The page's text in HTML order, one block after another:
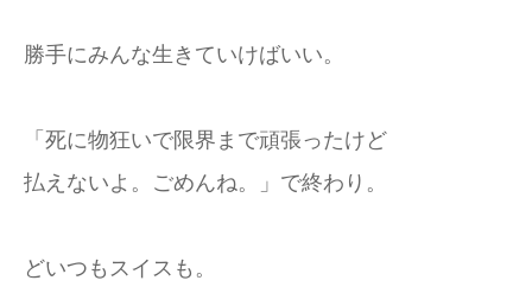
勝手にみんな生きていけばいい。
「死に物狂いで限界まで頑張ったけど
払えないよ。ごめんね。」で終わり。
どいつもスイスも。